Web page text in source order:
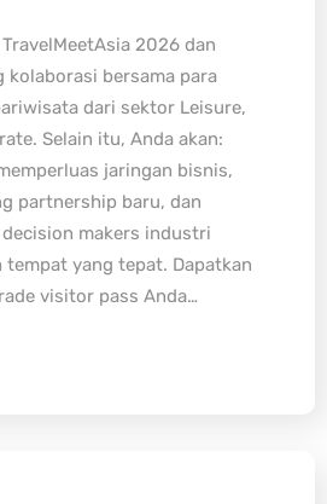
2026 dan
kolaborasi bersama para
dari sektor Leisure,
Selain itu, Anda akan:
jaringan bisnis,
partnership baru, dan
makers industri
yang tepat. Dapatkan
visitor pass Anda…